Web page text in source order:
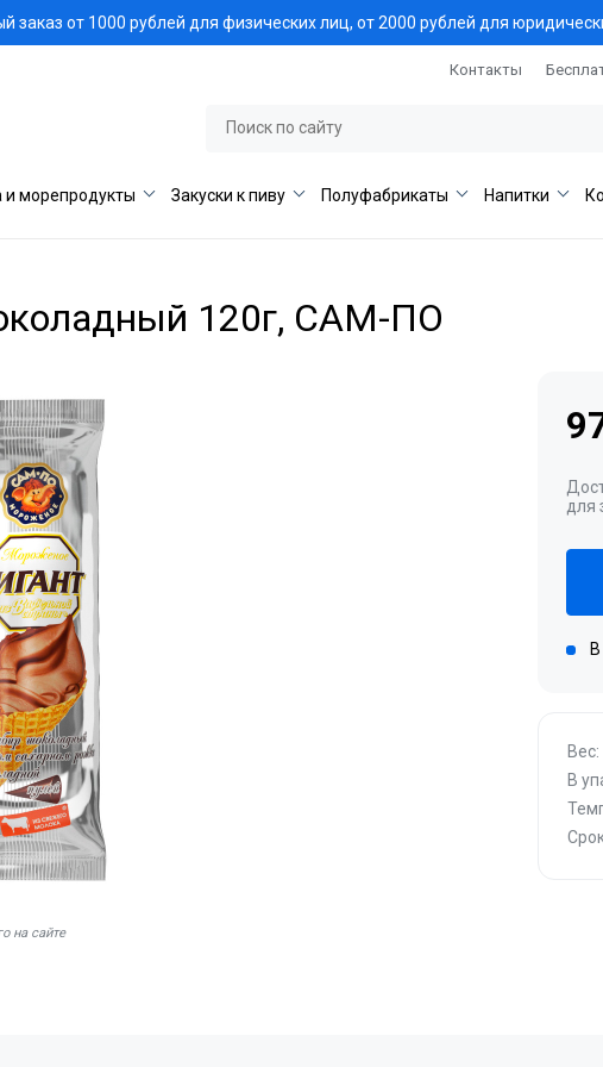
заказ от 1000 рублей для физических лиц, от 2000 рублей для
Контакты
и морепродукты Закуски к пиву Полуфабрикаты Напитки
120г, САМ-ПО
на сайте
для
Вес:
В